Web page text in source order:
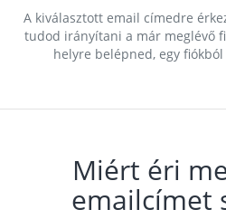
A kiválasztott email címedre
tudod irányítani a már meglévő
helyre belépned, egy
Miért éri
emailcímet